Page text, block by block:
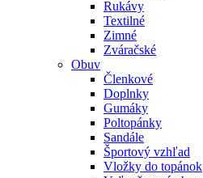
Rukávy
Textilné
Zimné
Zváračské
Obuv
Členkové
Doplnky
Gumáky
Poltopánky
Sandále
Športový vzhľad
Vložky do topánok